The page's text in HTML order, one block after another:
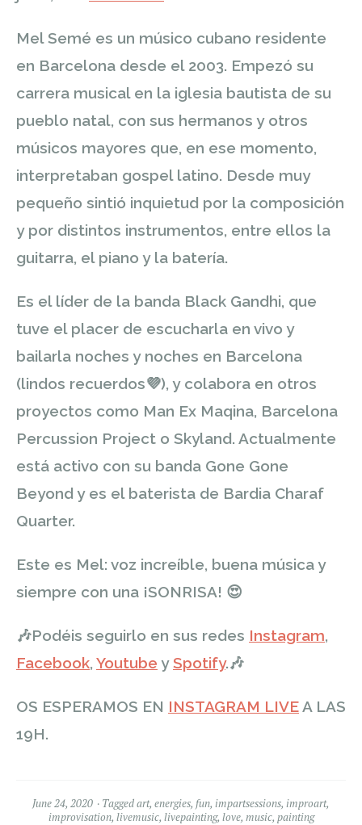
Mel Semé es un músico cubano residente
en Barcelona desde el 2003. Empezó su
carrera musical en la iglesia bautista de su
pueblo natal, con sus hermanos y otros
músicos mayores que, en ese momento,
interpretaban gospel latino. Desde muy
pequeño sintió inquietud por la composición
y por distintos instrumentos, entre ellos la
guitarra, el piano y la batería.
Es el líder de la banda Black Gandhi, que
tuve el placer de escucharla en vivo y
bailarla noches y noches en Barcelona
(lindos recuerdos💜), y colabora en otros
proyectos como Man Ex Maqina, Barcelona
Percussion Project o Skyland. Actualmente
está activo con su banda Gone Gone
Beyond y es el baterista de Bardia Charaf
Quarter.
Este es Mel: voz increíble, buena música y
siempre con una ¡SONRISA! 😍
🎶Podéis seguirlo en sus redes Instagram,
Facebook, Youtube ySpotify.🎶
OS ESPERAMOS EN INSTAGRAM LIVEA LAS
19H.
June 24, 2020 Taggedart, energies, fun, impartsessions, improart,
improvisation, livemusic, livepainting, love, music, painting